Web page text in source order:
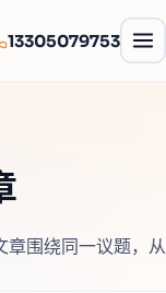
13305079753
章围绕同一议题，从